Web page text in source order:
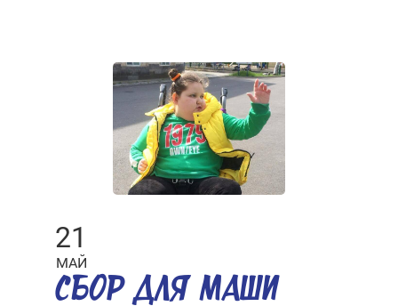
21
МАЙ
СБОР ДЛЯ МАШИ